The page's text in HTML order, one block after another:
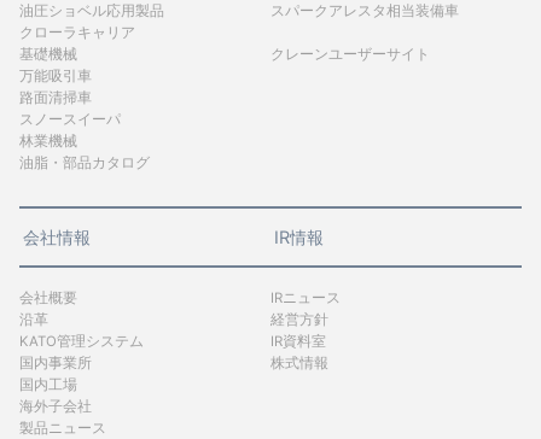
油圧ショベル応用製品
クローラキャリア
基礎機械
万能吸引車
路面清掃車
スノースイーパ
林業機械
油脂・部品カタログ
スパークアレスタ相当装備車
クレーンユーザーサイト
会社情報
会社概要
沿革
KATO管理システム
国内事業所
国内工場
海外子会社
製品ニュース
IR情報
IRニュース
経営方針
IR資料室
株式情報